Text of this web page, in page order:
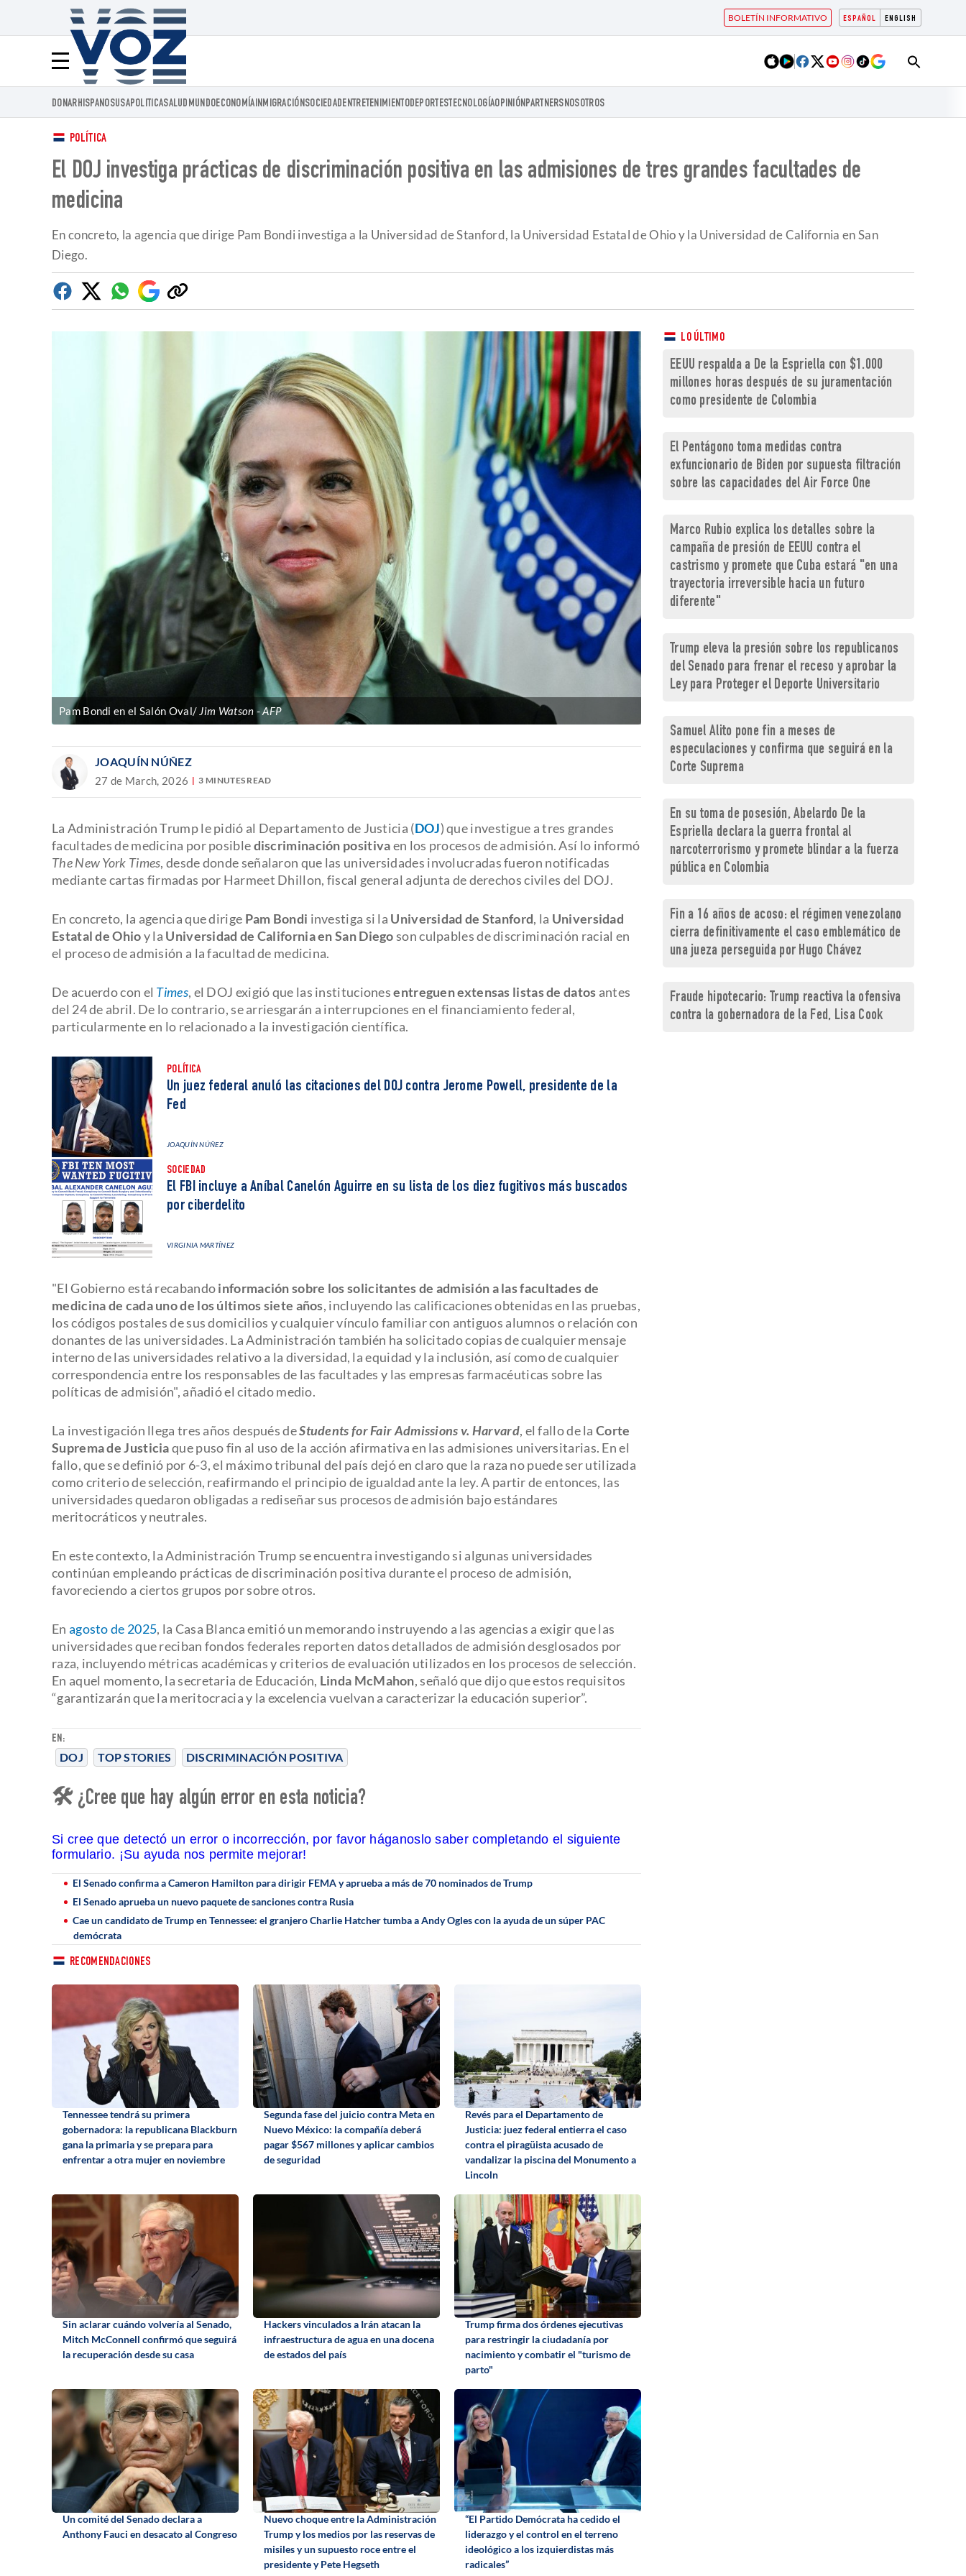
ESPAÑOL ENGLISH
BOLETÍN INFORMATIVO
Menú
Voz.us
DONARHISPANOSUSAPOLITICASALUD MUNDOECONOMÍAINMIGRACIÓNSOCIEDADENTRETENIMIENTODEPORTESTECNOLOGÍAOPINIÓNPARTNERSNOSOTROS
POLÍTICA
El DOJ investiga prácticas de discriminación positiva en las admisiones de tres grandes facultades de
medicina
En concreto, la agencia que dirige Pam Bondi investiga a la Universidad de Stanford, la Universidad Estatal de Ohio y la Universidad de California en San
Diego.
Facebook
TwitterWhatsapp
Google
Discover
Copiar
enlace
Pam Bondi en el Salón Oval/ Jim Watson AFP
JOAQUÍN NÚÑEZ
27 de March, 2026 3 MINUTES READ
EN:
DOJ TOP STORIES DISCRIMINACIÓN POSITIVA
La Administración Trump le pidió al Departamento de Justicia (DOJ) que investigue a tres grandes
facultades de medicina por posiblediscriminación positivaen los procesos de admisión. Así lo informó
The New York Times, desde donde señalaron que las universidades involucradas fueron notificadas
mediante cartas firmadas por Harmeet Dhillon, fiscal general adjunta de derechos civiles del DOJ.
En concreto, la agencia que dirige Pam Bondi investiga si la Universidad de Stanford, la Universidad
Estatal de Ohioy la Universidad de Californiaen San Diegoson culpables de discriminación racial en
el proceso de admisión a la facultad de medicina.
De acuerdo con el Times, el DOJ exigió que las institucionesentreguen extensas listas de datos antes
del 24 de abril. De lo contrario, se arriesgarán a interrupciones en el financiamiento federal,
particularmente en lo relacionado a la investigación científica.
POLÍTICA
Un juez federal anuló las citaciones del DOJ contra Jerome Powell, presidente de la
Fed
JOAQUÍN NÚÑEZ
SOCIEDAD
El FBI incluye a Aníbal Canelón Aguirre en su lista de los diez fugitivos más buscados
por ciberdelito
VIRGINIA MARTÍNEZ
"El Gobierno está recabandoinformación sobre los solicitantes de admisión a las facultades de
medicina de cada uno de los últimos siete años, incluyendo las calificaciones obtenidas en las pruebas,
los códigos postales de sus domicilios y cualquier vínculo familiar con antiguos alumnos o relación con
donantes de las universidades. La Administración también ha solicitado copias de cualquier mensaje
interno de las universidades relativo a la diversidad, la equidad y la inclusión, así como de cualquier
correspondencia entre los responsables de las facultades y las empresas farmacéuticas sobre las
políticas de admisión", añadió el citado medio.
La investigación llega tres años después deStudents for Fair Admissions v. Harvard, el fallo de laCorte
Suprema de Justiciaque puso fin al uso de la acción afirmativa en las admisiones universitarias. En el
fallo, que se definió por 6-3, el máximo tribunal del país dejó en claro que la raza no puede ser utilizada
como criterio de selección, reafirmando el principio de igualdad ante la ley. A partir de entonces, las
universidades quedaron obligadas a rediseñar sus procesos de admisión bajo estándares
meritocráticos y neutrales.
En este contexto, la Administración Trump se encuentra investigando si algunas universidades
continúan empleando prácticas de discriminación positiva durante el proceso de admisión,
favoreciendo a ciertos grupos por sobre otros.
En agosto de 2025, la Casa Blanca emitió un memorando instruyendo a las agencias a exigir que las
universidades que reciban fondos federales reporten datos detallados de admisión desglosados por
raza, incluyendo métricas académicas y criterios de evaluación utilizados en los procesos de selección.
En aquel momento, la secretaria de Educación, Linda McMahon, señaló que dijo que estos requisitos
“garantizarán que la meritocracia y la excelencia vuelvan a caracterizar la educación superior”.
🛠 ¿Cree que hay algún error en esta noticia?
Si cree que detectó un error o incorrección, por favor háganoslo saber completando el siguiente
formulario. ¡Su ayuda nos permite mejorar!
El Senado confirma a Cameron Hamilton para dirigir FEMA y aprueba a más de 70 nominados de Trump
El Senado aprueba un nuevo paquete de sanciones contra Rusia
Cae un candidato de Trump en Tennessee: el granjero Charlie Hatcher tumba a Andy Ogles con la ayuda de un súper PAC
demócrata
RECOMENDACIONES
Tennessee tendrá su primera
gobernadora: la republicana Blackburn
gana la primaria y se prepara para
enfrentar a otra mujer en noviembre
Segunda fase del juicio contra Meta en
Nuevo México: la compañía deberá
pagar $567 millones y aplicar cambios
de seguridad
Revés para el Departamento de
Justicia: juez federal entierra el caso
contra el piragüista acusado de
vandalizar la piscina del Monumento a
Lincoln
Sin aclarar cuándo volvería al Senado,
Mitch McConnell confirmó que seguirá
la recuperación desde su casa
Hackers vinculados a Irán atacan la
infraestructura de agua en una docena
de estados del país
Trump firma dos órdenes ejecutivas
para restringir la ciudadanía por
nacimiento y combatir el "turismo de
parto"
Un comité del Senado declara a
Anthony Fauci en desacato al Congreso
Nuevo choque entre la Administración
Trump y los medios por las reservas de
misiles y un supuesto roce entre el
presidente y Pete Hegseth
“El Partido Demócrata ha cedido el
liderazgo y el control en el terreno
ideológico a los izquierdistas más
radicales”
LO ÚLTIMO
EEUU respalda a De la Espriella con $1.000
millones horas después de su juramentación
como presidente de Colombia
El Pentágono toma medidas contra
exfuncionario de Biden por supuesta filtración
sobre las capacidades del Air Force One
Marco Rubio explica los detalles sobre la
campaña de presión de EEUU contra el
castrismo y promete que Cuba estará "en una
trayectoria irreversible hacia un futuro
diferente"
Trump eleva la presión sobre los republicanos
del Senado para frenar el receso y aprobar la
Ley para Proteger el Deporte Universitario
Samuel Alito pone fin a meses de
especulaciones y confirma que seguirá en la
Corte Suprema
En su toma de posesión, Abelardo De la
Espriella declara la guerra frontal al
narcoterrorismo y promete blindar a la fuerza
pública en Colombia
Fin a 16 años de acoso: el régimen venezolano
cierra definitivamente el caso emblemático de
una jueza perseguida por Hugo Chávez
Fraude hipotecario: Trump reactiva la ofensiva
contra la gobernadora de la Fed, Lisa Cook